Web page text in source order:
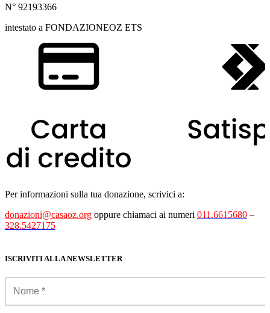
N° 92193366
intestato a FONDAZIONEOZ ETS
Per informazioni sulla tua donazione, scrivici a:
donazioni@casaoz.org oppure chiamaci ai numeri 011.6615680 –
328.5427175
ISCRIVITI ALLA NEWSLETTER